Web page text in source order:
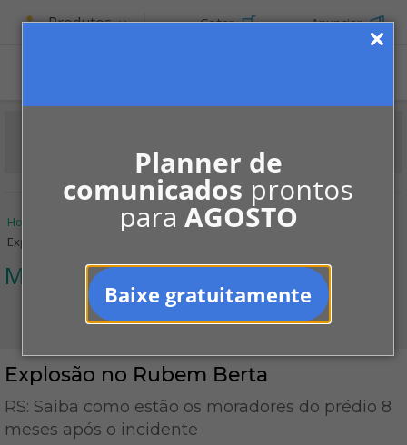
Planner de
comunicados prontos
para AGOSTO
Baixe gratuitamente
Produtos Cotar Anunciar
Home Notícias
Manutenção
Explosão no Rubem Berta
Manutenção
Explosão no Rubem Berta
RS: Saiba como estão os moradores do prédio 8
meses após o incidente